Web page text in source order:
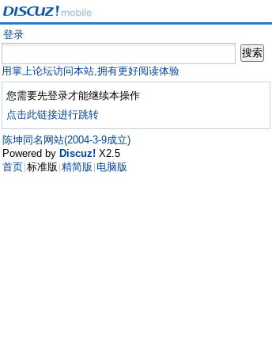
登录
用掌上论坛访问本站,拥有更好阅读体验
您需要先登录才能继续本操作
点击此链接进行跳转
陈坤同名网站(2004-3-9成立)
Powered by Discuz! X2.5
首页 标准版 精简版 电脑版